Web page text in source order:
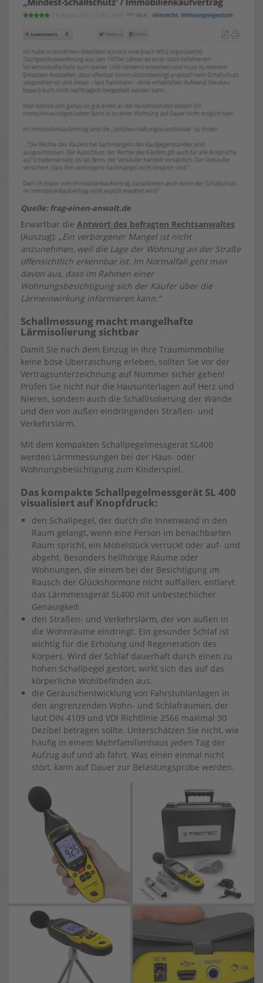
Quelle: frag-einen-anwalt.de
Erwartbar die Antwort des befragten Rechtsanwaltes
(Auszug): „Ein verborgener Mangel ist nicht
anzunehmen, weil die Lage der Wohnung an der Straße
offensichtlich erkennbar ist. Im Normalfall geht man
davon aus, dass im Rahmen einer
Wohnungsbesichtigung sich der Käufer über die
Lärmeinwirkung informieren kann.“
Schallmessung macht mangelhafte
Lärmisolierung sichtbar
Damit Sie nach dem Einzug in Ihre Traumimmobilie
keine böse Überraschung erleben, sollten Sie vor der
Vertragsunterzeichnung auf Nummer sicher gehen!
Prüfen Sie nicht nur die Hausunterlagen auf Herz und
Nieren, sondern auch die Schallisolierung der Wände
und den von außen eindringenden Straßen- und
Verkehrslärm.
Mit dem kompakten Schallpegelmessgerät SL400
werden Lärmmessungen bei der Haus- oder
Wohnungsbesichtigung zum Kinderspiel.
Das kompakte Schallpegelmessgerät SL 400
visualisiert auf Knopfdruck:
den Schallpegel, der durch die Innenwand in den
Raum gelangt, wenn eine Person im benachbarten
Raum spricht, ein Möbelstück verrückt oder auf- und
abgeht. Besonders hellhörige Räume oder
Wohnungen, die einem bei der Besichtigung im
Rausch der Glückshormone nicht auffallen, entlarvt
das Lärmmessgerät SL400 mit unbestechlicher
Genauigkeit.
den Straßen- und Verkehrslärm, der von außen in
die Wohnräume eindringt. Ein gesunder Schlaf ist
wichtig für die Erholung und Regeneration des
Körpers. Wird der Schlaf dauerhaft durch einen zu
hohen Schallpegel gestört, wirkt sich das auf das
körperliche Wohlbefinden aus.
die Geräuschentwicklung von Fahrstuhlanlagen in
den angrenzenden Wohn- und Schlafräumen, der
laut DIN 4109 und VDI Richtlinie 2566 maximal 30
Dezibel betragen sollte. Unterschätzen Sie nicht, wie
häufig in einem Mehrfamilienhaus jeden Tag der
Aufzug auf und ab fährt. Was einen einmal nicht
stört, kann auf Dauer zur Belastungsprobe werden.